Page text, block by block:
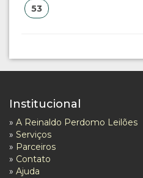
53
Institucional
» A Reinaldo Perdomo Leilões
» Serviços
» Parceiros
» Contato
» Ajuda